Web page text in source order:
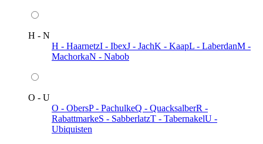
H - N
H - HaarnetzI - IbexJ - JachK - KaapL - LaberdanM -
MachorkaN - Nabob
O - U
O - ObersP - PachulkeQ - QuacksalberR -
RabattmarkeS - SabberlatzT - TabernakelU -
Ubiquisten